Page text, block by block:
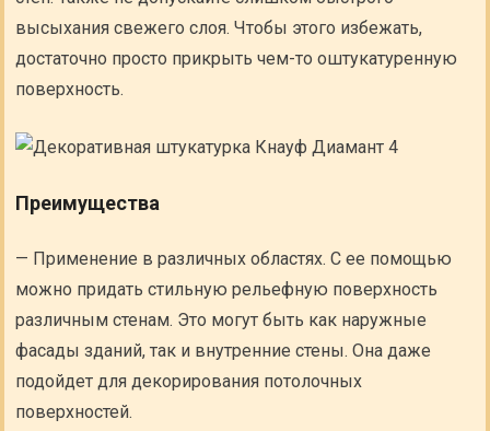
высыхания свежего слоя. Чтобы этого избежать,
достаточно просто прикрыть чем-то оштукатуренную
поверхность.
Преимущества
— Применение в различных областях. С ее помощью
можно придать стильную рельефную поверхность
различным стенам. Это могут быть как наружные
фасады зданий, так и внутренние стены. Она даже
подойдет для декорирования потолочных
поверхностей.